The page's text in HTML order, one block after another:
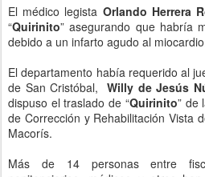
El médico legista Orlando Herrera
“Quirinito” asegurando que habría
debido a un infarto agudo al
El departamento había requerido al
de San Cristóbal,Willy de Jesús
dispuso el traslado de “Quirinito” de
de Corrección y Rehabilitación Vista
Macorís.
Más de 14 personas entre